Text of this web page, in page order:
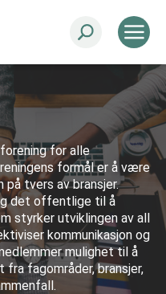
for alle
formål er å være
på tvers av bransjer.
det offentlige til å
styrker utviklingen av all
kommunikasjon og
mulighet til å
fagområder, bransjer,